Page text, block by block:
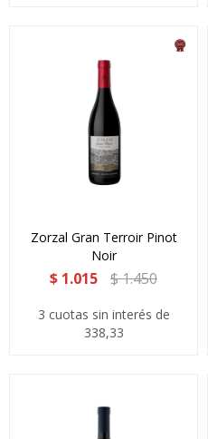
Zorzal Gran Terroir Pinot
Noir
$ 1.015 $1.450
3 cuotas sin interés de
338,33